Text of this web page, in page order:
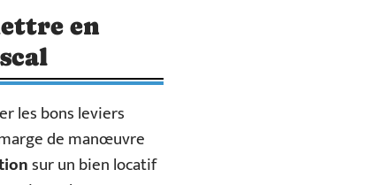
en
les bons leviers
de manœuvre
sur un bien locatif